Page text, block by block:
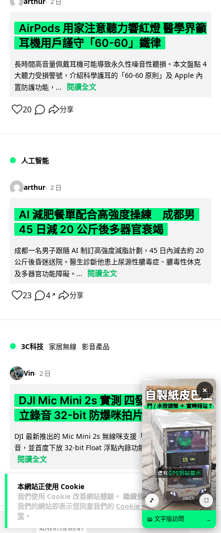
本網站正使用 Cookie
我們使用 Cookie 改善網站體驗。 繼續使用
我們的網站即表示您同意我們的 Cookie 政
策 。
AirPods 用家注意聽力響紅燈 醫學界籲
耳機用戶謹守「60-60」鐵律
長時間高音量佩戴耳機可能導致永久性噪音性聽損。本文盤點 4
大聽力受損警號，介紹科學護耳的「60-60 原則」及 Apple 內
置防護功能，...
閱讀全文
20 分享
人工智能
arthur 2 日
AI 減肥餐單配合高強度操練 成都男
45 日減 20 公斤後多器官衰竭
成都一名男子跟隨 AI 制訂高強度減脂計劃，45 日內減去約 20
公斤後昏迷送院。醫生診斷他患上尿源性膿毒症、膿毒性休克
及多器官功能障礙。...
閱讀全文
23 4 ↗ 分享
3C科技 家居無線 影音產品
Vin 2 日
DJI Mic Mini 2s 實測 四發一收同步獨
立錄音 32-bit 防爆咪拍片必備
DJI 最新推出的 Mic Mini 2s 無線咪支援「四發一收」分軌錄
音，並首度下放 32-bit Float 浮點內錄功能。本文經實測其...
閱讀全文
253 1
ADVERTISEMENT
×
🎵 ⛶
📖 文字版訪問 →